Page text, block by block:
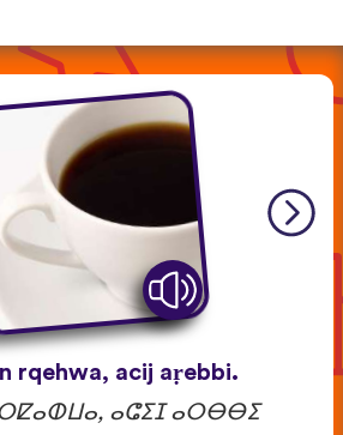
rqehwa, acij aṛebbi.
ⵔⵇⴰⵀⵡⴰ, ⴰⵛⵉⵊ ⴰⵔⴱⴱⵉ